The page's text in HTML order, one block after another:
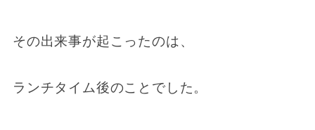
その出来事が起こったのは、
ランチタイム後のことでした。